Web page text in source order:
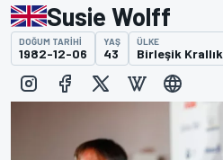
Susie Wolff
DOĞUM TARIHI
1982-12-06
YAŞ
43
ÜLKE
Birleşik Krallık